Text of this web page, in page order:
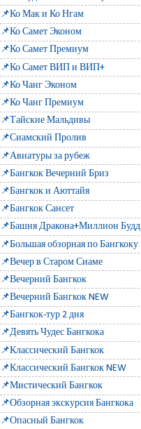
📌Ко Мак и Ко Нгам
📌Ко Самет Эконом
📌Ко Самет Премиум
📌Ко Самет ВИП и ВИП+
📌Ко Чанг Эконом
📌Ко Чанг Премиум
📌Тайские Мальдивы
📌Сиамский Пролив
📌Авиатуры за рубеж
📌Бангкок Вечерний Бриз
📌Бангкок и Аюттайя
📌Бангкок Сансет
📌Башня Дракона+Миллион Будд
📌Большая обзорная по Бангкоку
📌Вечер в Старом Сиаме
📌Вечерний Бангкок
📌Вечерний Бангкок NEW
📌Бангкок-тур 2 дня
📌Девять Чудес Бангкока
📌Классический Бангкок
📌Классический Бангкок NEW
📌Мистический Бангкок
📌Обзорная экскурсия Бангкока
📌Опасный Бангкок